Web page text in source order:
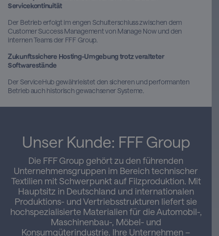
Servicekontinuität
Der Betrieb erfolgt im engen Schulterschluss zwischen dem
Customer Success Management von Manage Now und den
internen Teams der FFF Group.
Zukunftssichere Hosting-Umgebung trotz veralteter
Softwarestände
Der ServiceHub gewährleistet den sicheren und performanten
Betrieb auch historisch gewachsener Systeme.
Unser Kunde: FFF Group
Die FFF Group gehört zu den führenden
Unternehmensgruppen im Bereich technischer
Textilien mit Schwerpunkt auf Filzproduktion. Mit
Hauptsitz in Deutschland und internationalen
Produktions- und Vertriebsstrukturen liefert sie
hochspezialisierte Materialien für die Automobil-,
Maschinenbau-, Möbel- und
Konsumgüterindustrie. Ihre Unternehmen –